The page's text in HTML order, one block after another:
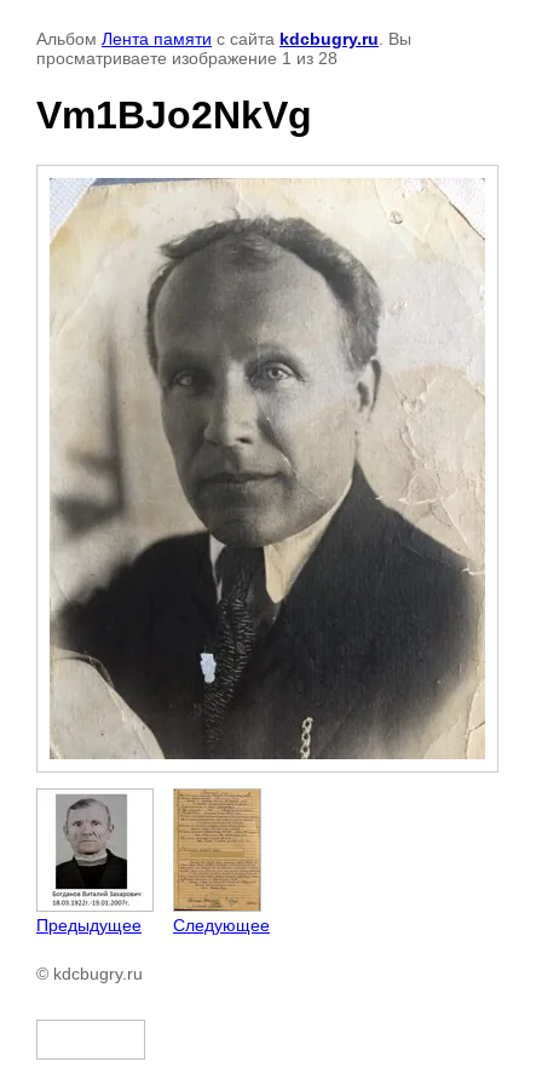
Альбом Лента памяти с сайта kdcbugry.ru . Вы
просматриваете изображение 1 из 28
Vm1BJo2NkVg
Предыдущее Следующее
© kdcbugry.ru